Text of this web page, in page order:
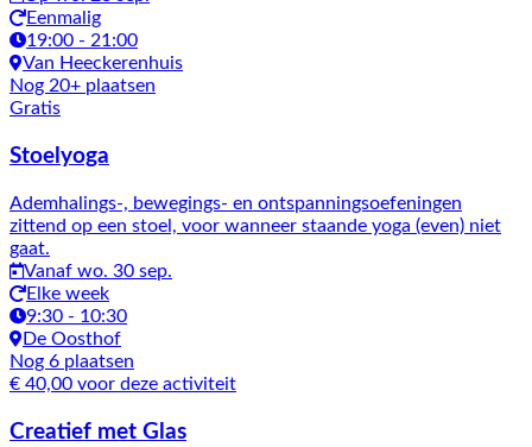
Eenmalig
19:00 - 21:00
Van Heeckerenhuis
Nog 20+ plaatsen
Gratis
Stoelyoga
Ademhalings-, bewegings- en ontspanningsoefeningen
zittend op een stoel, voor wanneer staande yoga (even) niet
gaat.
Vanaf wo. 30 sep.
Elke week
9:30 - 10:30
De Oosthof
Nog 6 plaatsen
€ 40,00 voor deze activiteit
Creatief met Glas